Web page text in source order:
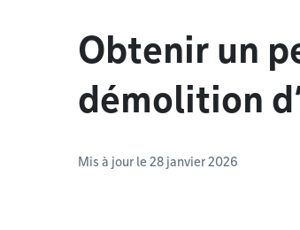
Obtenir un
démolition
Mis à jour le 28 janvier 2026